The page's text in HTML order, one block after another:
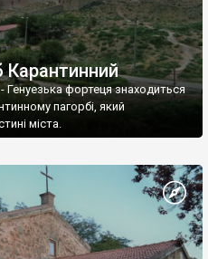
Карантинний
Генуезька фортеця знаходиться
пагорбі, який
міста.